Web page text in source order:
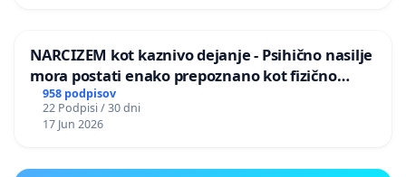
NARCIZEM kot kaznivo dejanje - Psihično nasilje
mora postati enako prepoznano kot fizično
nasilje
958 podpisov
22 Podpisi / 30 dni
17 Jun 2026